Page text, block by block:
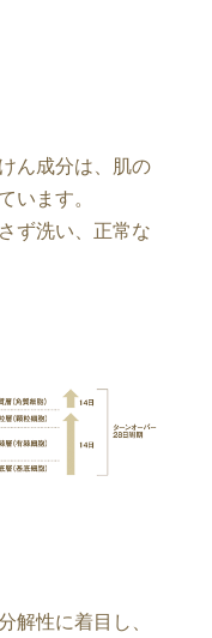
ん成分は、肌の
います。
ず洗い、正常な
解性に着目し、